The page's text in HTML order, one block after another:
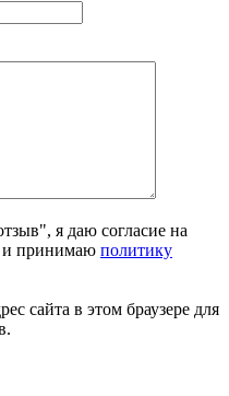
я даю согласие на
и принимаю политику
сайта в этом браузере для